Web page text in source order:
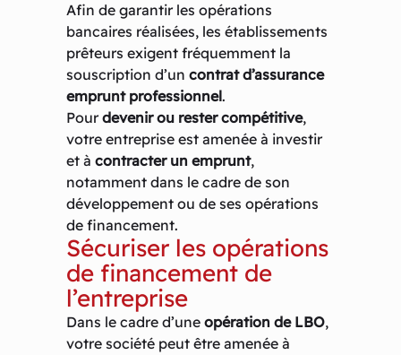
Afin de garantir les opérations
bancaires réalisées, les établissements
prêteurs exigent fréquemment la
souscription d’un contrat d’assurance
emprunt professionnel.
Pourdevenir ou rester compétitive,
votre entreprise est amenée à investir
et à contracter un emprunt,
notamment dans le cadre de son
développement ou de ses opérations
de financement.
Sécuriser les opérations
de financement de
l’entreprise
Dans le cadre d’une opération de LBO,
votre société peut être amenée à